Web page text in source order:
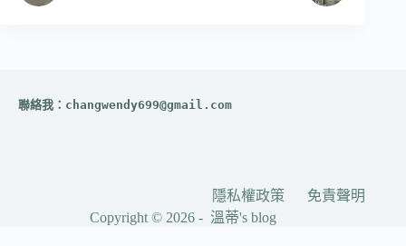
聯絡我： changwendy699@gmail.com
隱私權政策
免責聲明
Copyright © 2026 - 溫蒂's blog